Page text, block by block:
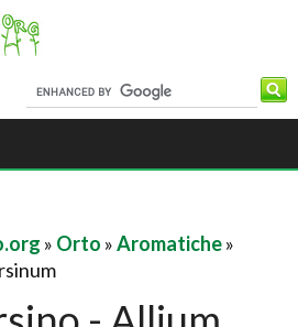
» Orto »Aromatiche»